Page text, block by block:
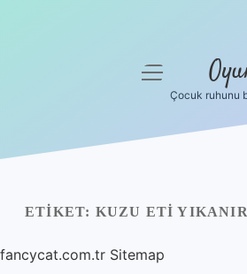
Yasal Uyarı
Hakkımızda
menüyü
Çocuk ruhunu
ETIKET: KUZU ETI
fancycat.com.tr Sitemap